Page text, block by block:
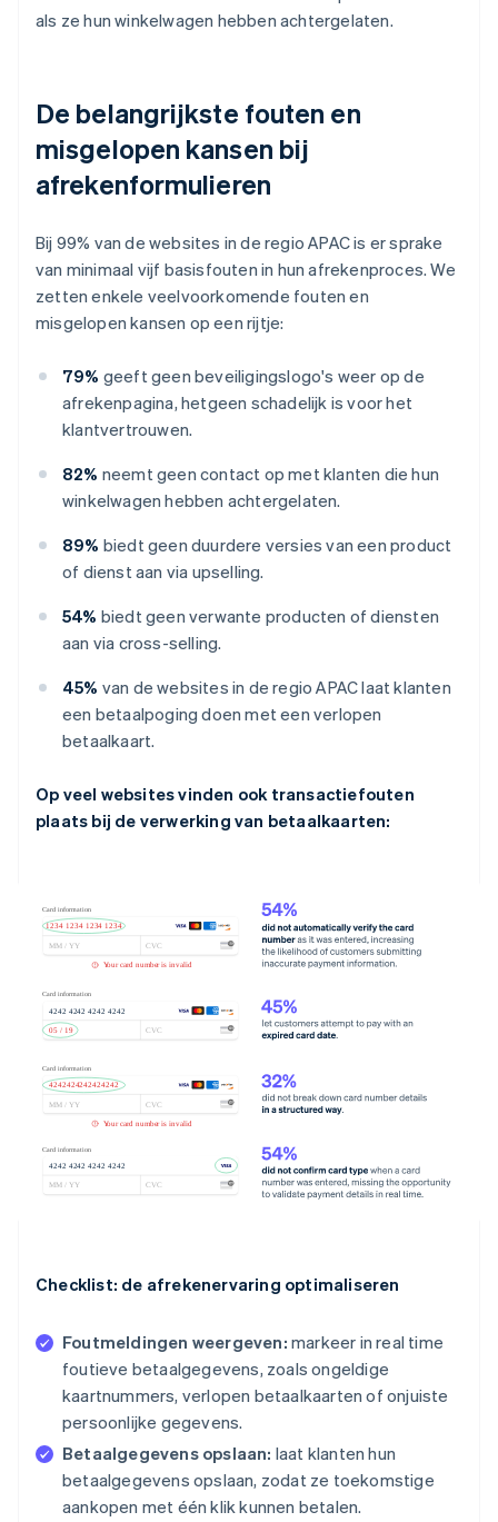
als ze hun winkelwagen hebben achtergelaten.
De belangrijkste fouten en
misgelopen kansen bij
afrekenformulieren
Bij 99% van de websites in de regio APAC is er sprake
van minimaal vijf basisfouten in hun afrekenproces. We
zetten enkele veelvoorkomende fouten en
misgelopen kansen op een rijtje:
79% geeft geen beveiligingslogo's weer op de
afrekenpagina, hetgeen schadelijk is voor het
klantvertrouwen.
82% neemt geen contact op met klanten die hun
winkelwagen hebben achtergelaten.
89% biedt geen duurdere versies van een product
of dienst aan via upselling.
54% biedt geen verwante producten of diensten
aan via cross-selling.
45% van de websites in de regio APAC laat klanten
een betaalpoging doen met een verlopen
betaalkaart.
Op veel websites vinden ook transactiefouten
plaats bij de verwerking van betaalkaarten:
Checklist: de afrekenervaring optimaliseren
Foutmeldingen weergeven: markeer in real time
foutieve betaalgegevens, zoals ongeldige
kaartnummers, verlopen betaalkaarten of onjuiste
persoonlijke gegevens.
Betaalgegevens opslaan: laat klanten hun
betaalgegevens opslaan, zodat ze toekomstige
aankopen met één klik kunnen betalen.